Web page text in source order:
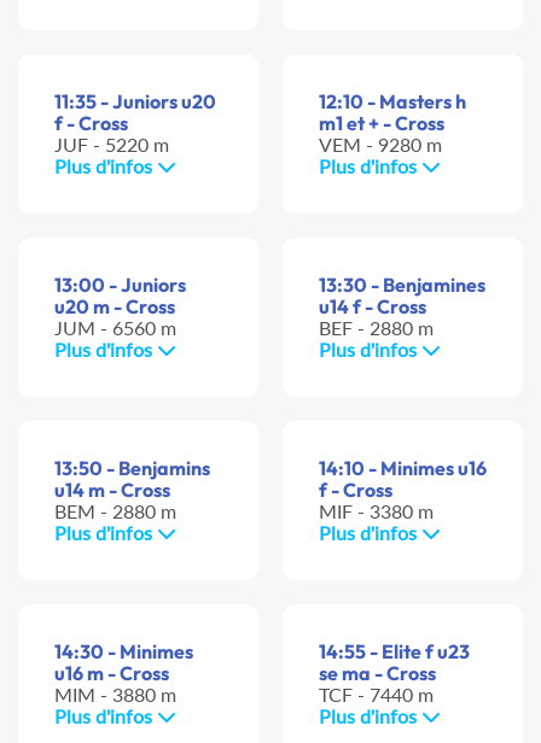
11:35 - Juniors u20
f - Cross
JUF - 5220 m
Plus d'infos
12:10 - Masters h
m1 et + - Cross
VEM - 9280 m
Plus d'infos
13:00 - Juniors
u20 m - Cross
JUM - 6560 m
Plus d'infos
13:30 - Benjamines
u14 f - Cross
BEF - 2880 m
Plus d'infos
13:50 - Benjamins
u14 m - Cross
BEM - 2880 m
Plus d'infos
14:10 - Minimes u16
f - Cross
MIF - 3380 m
Plus d'infos
14:30 - Minimes
u16 m - Cross
MIM - 3880 m
Plus d'infos
14:55 - Elite f u23
se ma - Cross
TCF - 7440 m
Plus d'infos